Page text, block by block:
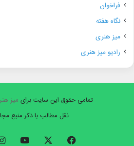
فراخوان
نگاه هفته
میز هنری
رادیو میز هنری
تمامی حقوق این سایت برای میز
نقل مطالب با ذکر منبع
فیسبوک ایکس